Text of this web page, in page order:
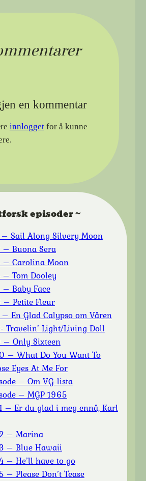
en kommentar
innloggetfor å kunne
episoder ~
– Sail Along Silvery Moon
– Buona Sera
– Carolina Moon
– Tom Dooley
– Baby Face
– Petite Fleur
– En Glad Calypso om Våren
Travelin’ Light/Living Doll
– Only Sixteen
– What Do You Want To
Eyes At Me For
– Om VG-lista
– MGP 1965
– Er du glad i meg ennå, Karl
– Marina
– Blue Hawaii
– He’ll have to go
– Please Don’t Tease